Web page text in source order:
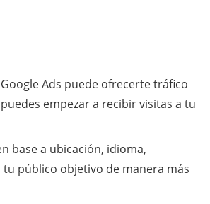
Ads puede ofrecerte tráfico
empezar a recibir visitas a tu
base a ubicación, idioma,
público objetivo de manera más